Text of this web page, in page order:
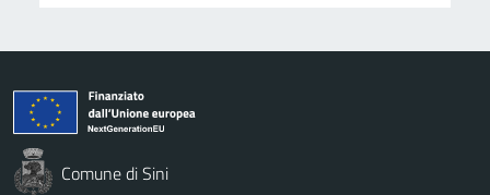
Comune di Sini